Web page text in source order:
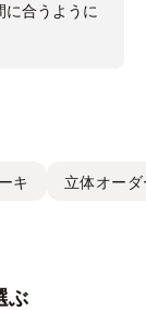
合うように
キ 立体オー
ぶ